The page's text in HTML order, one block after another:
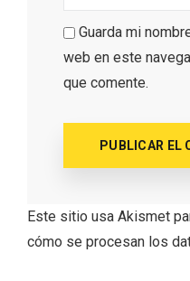
Guarda mi
web en este
que comente.
Este sitio usa Akismet
cómo se procesan los
Aranda de Duero